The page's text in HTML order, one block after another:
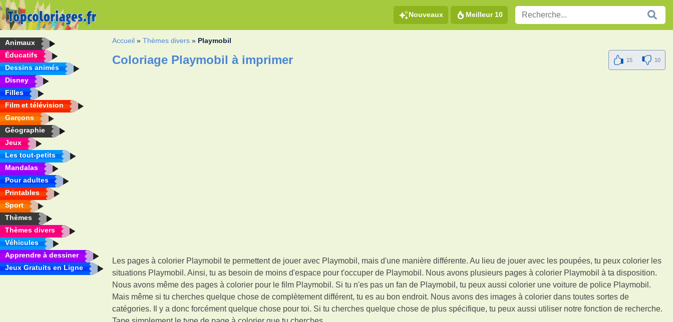
Nouveaux Meilleur 10
Animaux
Éducatifs
Dessins animés
Disney
Filles
Film et télévision
Garçons
Géographie
Jeux
Les tout-petits
Mandalas
Pour adultes
Printables
Sport
Thèmes
Thèmes divers
Véhicules
Apprendre à dessiner
Jeux Gratuits en Ligne
Accueil »Thèmes divers » Playmobil
Coloriage Playmobil à imprimer 15 10
Les pages à colorier Playmobil te permettent de jouer avec Playmobil, mais d'une manière différente. Au lieu de jouer avec les poupées, tu peux colorier les
situations Playmobil. Ainsi, tu as besoin de moins d'espace pour t'occuper de Playmobil. Nous avons plusieurs pages à colorier Playmobil à ta disposition.
Nous avons même des pages à colorier pour le film Playmobil. Si tu n'es pas un fan de Playmobil, tu peux aussi colorier une voiture de police Playmobil.
Mais même si tu cherches quelque chose de complètement différent, tu es au bon endroit. Nous avons des images à colorier dans toutes sortes de
catégories. Il y a donc forcément quelque chose pour toi. Si tu cherches quelque chose de plus spécifique, tu peux aussi utiliser notre fonction de recherche.